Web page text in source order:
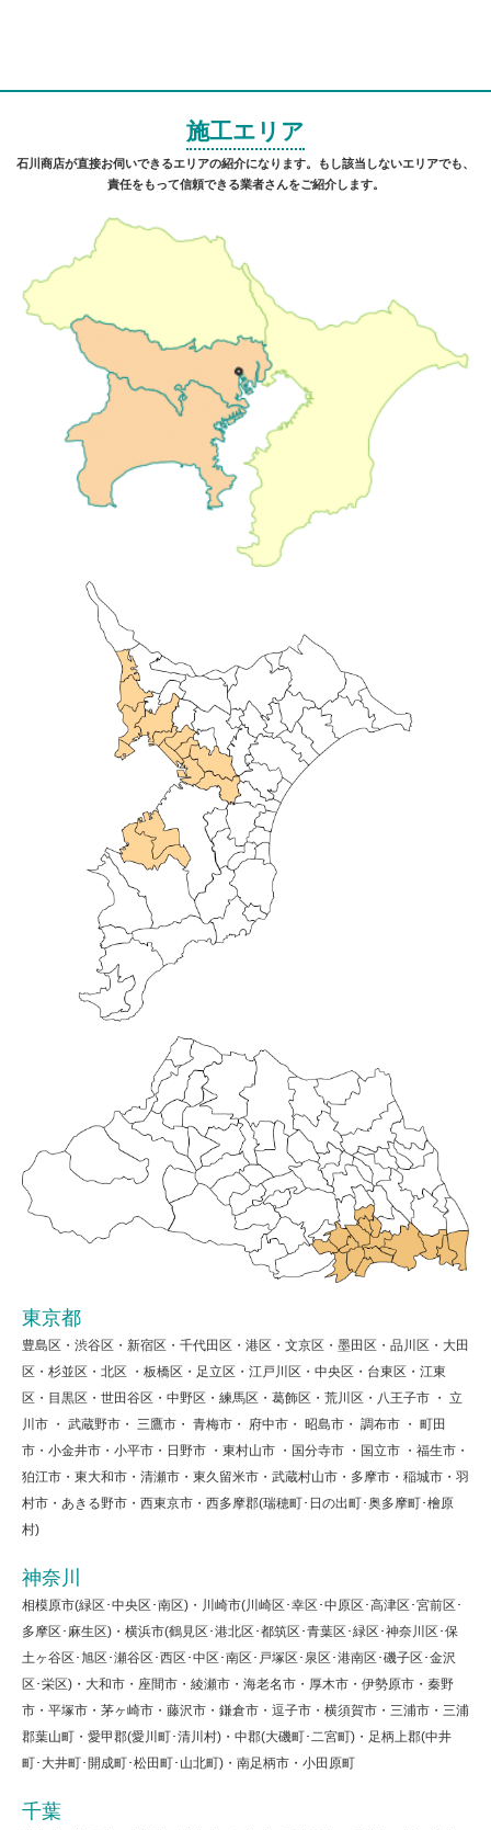
施工エリア
石川商店が直接お伺いできるエリアの紹介になります。もし該当しないエリアでも、
責任をもって信頼できる業者さんをご紹介します。
東京都
豊島区・渋谷区・新宿区・千代田区・港区・文京区・墨田区・品川区・大田
区・杉並区・北区 ・板橋区・足立区・江戸川区・中央区・台東区・江東
区・目黒区・世田谷区・中野区・練馬区・葛飾区・荒川区・八王子市 ・ 立
川市 ・ 武蔵野市・ 三鷹市・ 青梅市・ 府中市・ 昭島市・ 調布市 ・ 町田
市・小金井市・小平市・日野市 ・東村山市 ・国分寺市 ・国立市 ・福生市・
狛江市・東大和市・清瀬市・東久留米市・武蔵村山市・多摩市・稲城市・羽
村市・あきる野市・西東京市・西多摩郡(瑞穂町･日の出町･奥多摩町･檜原
村)
神奈川
相模原市(緑区･中央区･南区)・川崎市(川崎区･幸区･中原区･高津区･宮前区･
多摩区･麻生区)・横浜市(鶴見区･港北区･都筑区･青葉区･緑区･神奈川区･保
土ヶ谷区･旭区･瀬谷区･西区･中区･南区･戸塚区･泉区･港南区･磯子区･金沢
区･栄区)・大和市・座間市・綾瀬市・海老名市・厚木市・伊勢原市・秦野
市・平塚市・茅ヶ崎市・藤沢市・鎌倉市・逗子市・横須賀市・三浦市・三浦
郡葉山町・愛甲郡(愛川町･清川村)・中郡(大磯町･二宮町)・足柄上郡(中井
町･大井町･開成町･松田町･山北町)・南足柄市・小田原町
千葉